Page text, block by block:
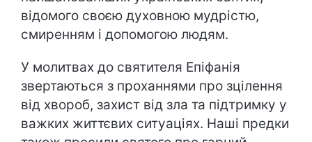
відомого своєю духовною мудрістю,
смиренням і допомогою людям.
У молитвах до святителя Епіфанія
звертаються з проханнями про зцілення
від хвороб, захист від зла та підтримку у
важких життєвих ситуаціях. Наші предки